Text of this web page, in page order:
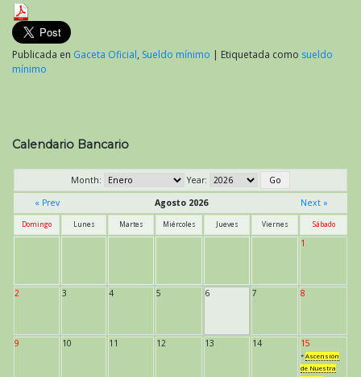
Publicada en Gaceta Oficial, Sueldo mínimo | Etiquetada como sueldo
mínimo
Calendario Bancario
Month:
Year:
« Prev
Agosto 2026 Next »
Domingo Lunes Martes Miércoles Jueves Viernes Sábado
1
2 3 4 5 6 7 8
9 10 11 12 13 14 15
* Ascensión
de Nuestra